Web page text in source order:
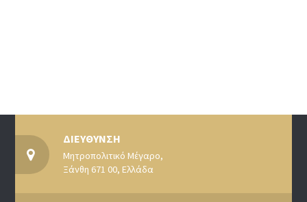
ΔΙΕΥΘΥΝΣΗ
Μητροπολιτικό Μέγαρο,
Ξάνθη 671 00, Ελλάδα